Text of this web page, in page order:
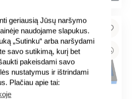
geriausią Jūsų naršymo
naudojame slapukus.
„Sutinku“ arba naršydami
savo sutikimą, kurį bet
pakeisdami savo
nustatymus ir ištrindami
Plačiau apie tai: